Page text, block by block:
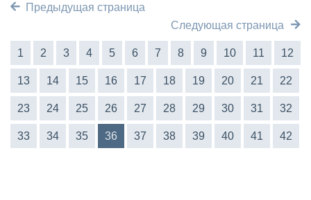
Предыдущая страница
Следующая страница
1 2 3 4 5 6 7 8 9 10 11 12
13 14 15 16 17 18 19 20 21 22
23 24 25 26 27 28 29 30 31 32
33 34 35 36 37 38 39 40 41 42